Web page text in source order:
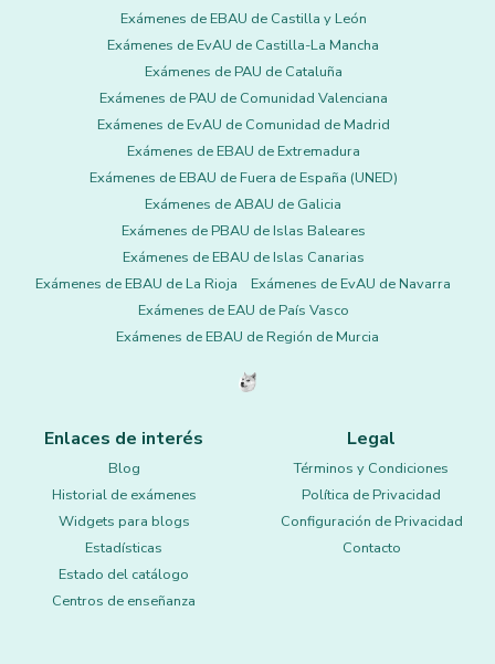
Exámenes de EBAU de Castilla y León
Exámenes de EvAU de Castilla-La Mancha
Exámenes de PAU de Cataluña
Exámenes de PAU de Comunidad Valenciana
Exámenes de EvAU de Comunidad de Madrid
Exámenes de EBAU de Extremadura
Exámenes de EBAU de Fuera de España (UNED)
Exámenes de ABAU de Galicia
Exámenes de PBAU de Islas Baleares
Exámenes de EBAU de Islas Canarias
Exámenes de EBAU de La Rioja
Exámenes de EvAU de Navarra
Exámenes de EAU de País Vasco
Exámenes de EBAU de Región de Murcia
Enlaces de interés
Blog
Historial de exámenes
Widgets para blogs
Estadísticas
Estado del catálogo
Centros de enseñanza
Legal
Términos y Condiciones
Política de Privacidad
Configuración de Privacidad
Contacto